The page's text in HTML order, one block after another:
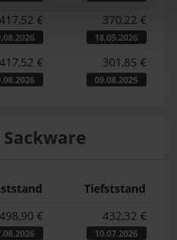
417,52 € 370,22 €
18.05.2026
417,52 € 301,85 €
09.08.2025
Tiefststand
498,90 € 432,32 €
10.07.2026